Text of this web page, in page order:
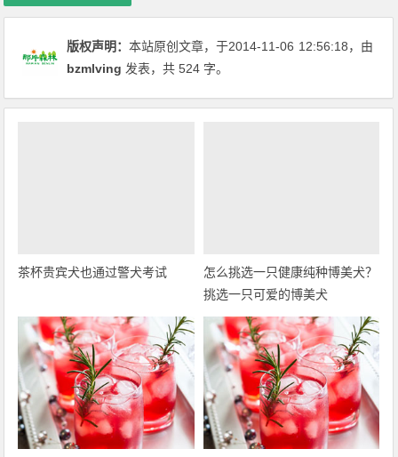
版权声明：本站原创文章，于2014-11-06 12:56:18，由
bzmlving 发表，共 524 字。
茶杯贵宾犬也通过警犬考试
怎么挑选一只健康纯种博美犬？
挑选一只可爱的博美犬